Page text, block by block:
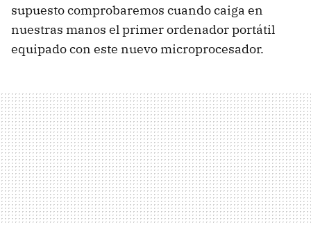
supuesto comprobaremos cuando caiga en
nuestras manos el primer ordenador portátil
equipado con este nuevo microprocesador.